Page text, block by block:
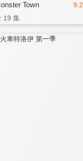
9.2
Town
19 集